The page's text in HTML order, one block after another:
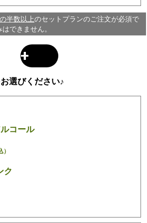
半数以上のセットプランのご注文が必須で
できません。
+
選びください♪
コール
）
ク